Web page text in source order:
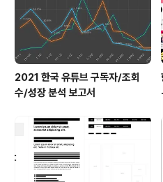
2021 한국 유튜브 구독자/조회
수/성장 분석 보고서